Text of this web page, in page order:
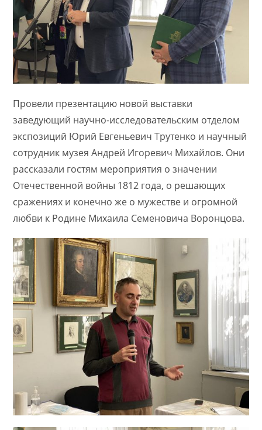
Провели презентацию новой выставки
заведующий научно-исследовательским отделом
экспозиций Юрий Евгеньевич Трутенко и научный
сотрудник музея Андрей Игоревич Михайлов. Они
рассказали гостям мероприятия о значении
Отечественной войны 1812 года, о решающих
сражениях и конечно же о мужестве и огромной
любви к Родине Михаила Семеновича Воронцова.